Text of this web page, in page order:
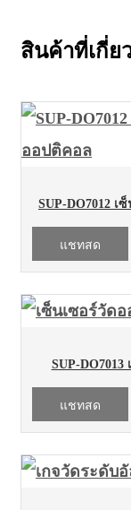
สินค้าที่เกี่ย
SUP-DO7012
แชทสด
SUP-
แชทสด